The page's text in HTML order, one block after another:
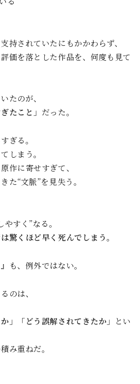
持されていたにもかかわらず、
価を落とした作品を、何度も見て
たのが、
たこと」 だった。
ぎる。
しまう。
作に寄せすぎて、
た“文脈”を見失う。
すく”なる。
驚くほど早く死んでしまう。
も、例外ではない。
のは、
」「どう誤解されてきたか」
とい
み重ねだ。